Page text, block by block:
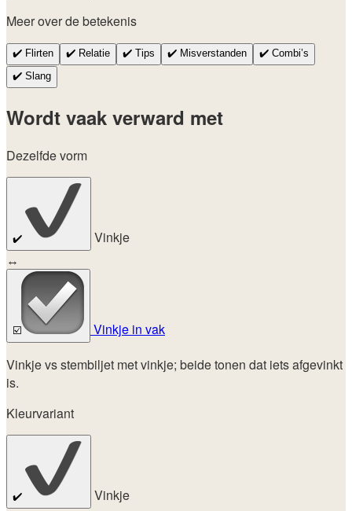
Meer over de betekenis
✔️ Flirten ✔️ Relatie ✔️ Tips ✔️ Misverstanden ✔️ Combi’s
✔️ Slang
Wordt vaak verward met
Dezelfde vorm
✔️
Vinkje
↔
☑️
Vinkje in vak
Vinkje vs stembiljet met vinkje; beide tonen dat iets afgevinkt
is.
Kleurvariant
✔️
Vinkje